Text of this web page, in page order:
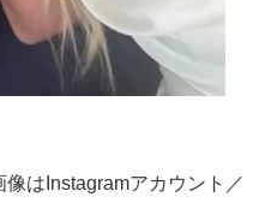
はInstagramアカウント／